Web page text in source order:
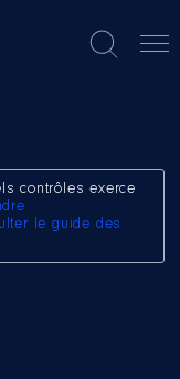
contrôles exerce
le guide des